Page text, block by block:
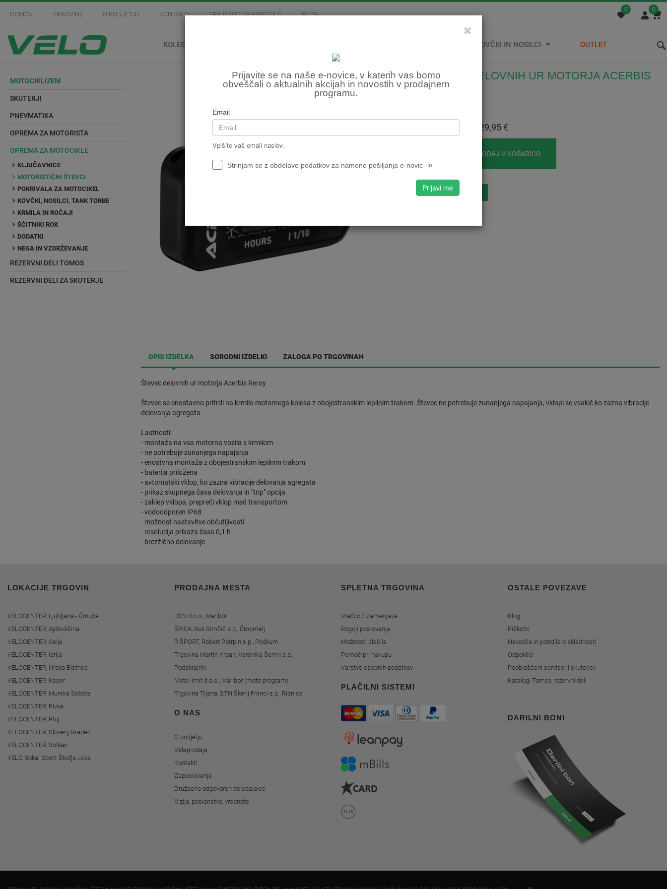
Prijavite se na naše e-novice, v katerih vas bomo
obveščali o aktualnih akcijah in novostih v prodajnem
programu.
Email
Vpišite vaš email naslov.
Strinjam se z obdelavo podatkov za namene pošiljanja e-novic »
Prijavi me
DOMOV TRGOVINE O PODJETJU KONTAKTI TRAJNOSTNO POROČILO BLOG
0 0
KOLESARSTVO STREŠNI KOVČKI IN NOSILCI OUTLET
MOTOCIKLIZEM
SKUTERJI
PNEVMATIKA
OPREMA ZA MOTORISTA
OPREMA ZA MOTOCIKLE
KLJUČAVNICE
MOTORISTIČNI ŠTEVCI
POKRIVALA ZA MOTOCIKEL
KOVČKI, NOSILCI, TANK TORBE
KRMILA IN ROČAJI
ŠČITNIKI ROK
DODATKI
NEGA IN VZDRŽEVANJE
REZERVNI DELI TOMOS
REZERVNI DELI ZA SKUTERJE
ŠTEVEC DELOVNIH UR MOTORJA ACERBIS
REROY
29,95 €
DODAJ V KOŠARICO
Seznam Želja
OPIS IZDELKA SORODNI IZDELKI ZALOGA PO TRGOVINAH
Števec delovnih ur motorja Acerbis Reroy
Števec se enostavno pritrdi na krmilo motornega kolesa z obojestranskim lepilnim trakom. Števec ne potrebuje zunanjega napajanja, vklopi se vsakič ko zazna vibracije
delovanja agregata.
Lastnosti:
- montaža na vsa motorna vozila s krmilom
- ne potrebuje zunanjega napajanja
- enostvna montaža z obojestranskim lepilnim trakom
- baterija priložena
- avtomatski vklop, ko zazna vibracije delovanja agregata
- prikaz skupnega časa delovanja in "trip" opcija
- zaklep vklopa, prepreči vklop med transportom
- vodoodporen IP68
- možnost nastavitve občutljivosti
- resolucija prikaza časa 0,1 h
- brezžično delovanje
LOKACIJE TRGOVIN
VELOCENTER, Ljubljana - Črnuče
VELOCENTER, Ajdovščina
VELOCENTER, Celje
VELOCENTER, Idrija
VELOCENTER, Ilirska Bistrica
VELOCENTER, Koper
VELOCENTER, Murska Sobota
VELOCENTER, Pivka
VELOCENTER, Ptuj
VELOCENTER, Slovenj Gradec
VELOCENTER, Solkan
VELO Bokal Sport, Škofja Loka
PRODAJNA MESTA
DEN d.o.o., Maribor
ŠPICA, Rok Simčič s.p., Črnomelj
R ŠPORT, Robert Potrpin s.p., Podkum
Trgovina Martin Krpan, Veronika Šemrl s.p.,
Podskrajnik
Moto limit d.o.o., Maribor (moto program)
Trgovina Tijana, STN Škerlj Franci s.p., Ribnica
O NAS
O podjetju
Veleprodaja
Kontakti
Zaposlovanje
Družbeno odgovoren delodajalec
Vizija, poslanstvo, vrednote
SPLETNA TRGOVINA
Vračilo / Zamenjava
Pogoji poslovanja
Možnosti plačila
Pomoč pri nakupu
Varstvo osebnih podatkov
PLAČILNI SISTEMI
OSTALE POVEZAVE
Blog
Piškotki
Navodila in potrdila o skladnosti
Odpoklici
Pooblaščeni serviserji skuterjev
Katalogi Tomos rezervni deli
DARILNI BONI